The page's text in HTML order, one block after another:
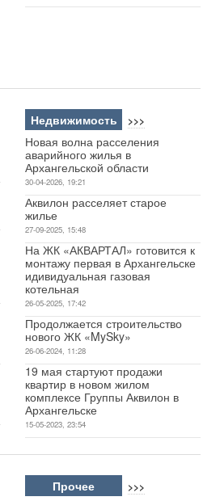
Недвижимость >>>
Новая волна расселения
аварийного жилья в
Архангельской области
30-04-2026, 19:21
Аквилон расселяет старое
жилье
27-09-2025, 15:48
На ЖК «АКВАРТАЛ» готовится к
монтажу первая в Архангельске
идивидуальная газовая
котельная
26-05-2025, 17:42
Продолжается строительство
нового ЖК «MySky»
26-06-2024, 11:28
19 мая стартуют продажи
квартир в новом жилом
комплексе Группы Аквилон в
Архангельске
15-05-2023, 23:54
Прочее >>>